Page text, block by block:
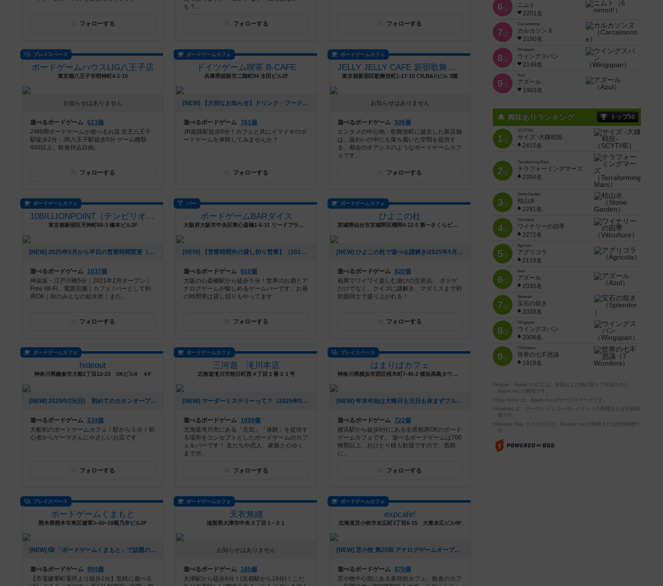
フォローする
も？...
フォローする フォローする
プレイスペース
ボードゲームハウスLIG八王子店
東京都八王子市明神町4-2-10
お知らせはありません
遊べるボードゲーム 623個
24時間ボードゲームが遊べるお店 京王八王子
駅徒歩2分・JR八王子駅徒歩5分 ゲーム種類
400以上、飲食持込自由。
フォローする
ボードゲームカフェ
ドイツゲーム喫茶 B-CAFE
兵庫県姫路市二階町84 水田ビル2F
[NEW] 【大切なお知らせ】ドリンク・フードメニューの価格改定のご案内（2025年08月05日 16時49分）
遊べるボードゲーム 761個
JR姫路駅徒歩8分！カフェと共にイマドキのボ
ードゲームを体験してみませんか？
フォローする
ボードゲームカフェ
JELLY JELLY CAFE 新宿歌舞伎町店
東京都新宿区歌舞伎町1-17-10 CR,B&Vビル 3階
お知らせはありません
遊べるボードゲーム 506個
エンタメの中心地・歌舞伎町に誕生した新店舗
は、賑わいの中にも落ち着いた空間を提供す
る、都会のオアシスのようなボードゲームカフ
ェです。
フォローする
ボードゲームカフェ
10BILLIONPOINT（テンビリオンポイント）
東京都新宿区天神町68-3 橋本ビル2F
[NEW] 2025年5月から平日の営業時間変更（19時からになります）（2025年06月20日 16時25分）
遊べるボードゲーム
1037個
神楽坂・江戸川橋5分｜2021年2月オープン｜
Free Wi-Fi、電源完備｜カフェ / バーとして利
用OK｜街のみんなの給水所｜また...
フォローする
バー
ボードゲームBARダイス
大阪府大阪市中央区東心斎橋1-6-31 リードプラザ心斎橋 8F
[NEW] 【営業時間外の貸し切り営業】（2025年05月21日 21時17分）
遊べるボードゲーム 610個
大阪の心斎橋駅から徒歩５分！世界のお酒とア
ナログゲームが愉しめるゲームバーです。お昼
の時間帯は貸し切りもやってます
フォローする
ボードゲームカフェ
ひよこの杜
宮城県仙台市宮城野区榴岡4-12-5 第一さくらビル4階
[NEW] ひよこの杜で遊べる謎解き/2025年5月現在（2025年05月06日 14時03分）
遊べるボードゲーム 820個
相席でワイワイ楽しむ遊びの交差点。 ボドゲ
だけでなく、クイズに謎解き、マダミスまで初
対面同士で盛り上がれる！
フォローする
ボードゲームカフェ
hideout
神奈川県鎌倉市大船1丁目12-23 SKビルⅡ ４F
[NEW] 2025/5/25(日) 初めてのカタンオープン会開催！（2025年05月01日 13時31分）
遊べるボードゲーム 234個
大船初のボードゲームカフェ！駅から５分！初
心者からゲーマさんにやさしいお店です
フォローする
ボードゲームカフェ
三河遊 滝川本店
北海道滝川市朝日町西４丁目１番３１号
[NEW] マーダーミステリーって？（2025年03月11日 22時48分）
遊べるボードゲーム
1059個
北海道滝川市にある「元気」「体験」を提供す
る場所をコンセプトとしたボードゲームのカフ
ェ＆バーです！ 友だちや恋人、家族と心ゆく
までボ...
フォローする
プレイスペース
はまりばカフェ
神奈川県横浜市西区桜木町7-45-2 横浜高島タウンハイツ2階
[NEW] 年末年始は大晦日も元日も休まずフル営業（2024年12月29日 20時19分）
遊べるボードゲーム 722個
横浜駅から徒歩8分にある全席相席OKのボード
ゲームカフェです。 遊べるボードゲームは700
種類以上、おひとり様も歓迎ですので、気軽
に...
フォローする
プレイスペース
ボードゲームくまもと
熊本県熊本市東区健軍3−50−19菊乃井ビル2F
[NEW] 🎲 「ボードゲームくまもと」で話題のゲームにチャレンジ！ 🚀✨（2024年12月16日 12時53分）
遊べるボードゲーム 994個
【市電健軍町電停より徒歩1分】気軽に遊べる
ボードゲームカフェ
天衣無縫
滋賀県大津市中央３丁目１−３１
お知らせはありません
遊べるボードゲーム
185個
大津駅から徒歩6分！(京都駅から10分)！こだ
ボードゲームカフェ
expcafe!
北海道苫小牧市末広町3丁目6-15 大東末広ビル9F
[NEW] 苫小牧 第20回 アナログゲームオープン会 参加メンバー募集中！（2024年09月05日 23時49分）
遊べるボードゲーム 878個
苫小牧中心部にある多目的カフェ。飲食のカフ
6位
ニムト
2201名
7位
Carcassonne
カルカソンヌ
2190名
8位
Wingspan
ウイングスパン
2148名
9位
Azul
アズール
1903名
興味ありランキング トップ50
1位
SCYTHE
サイズ -大鎌戦役-
2415名
2位
Terraforming Mars
テラフォーミングマーズ
2394名
3位
Stone Garden
枯山水
2281名
4位
Viticulture
ワイナリーの四季
2272名
5位
Agricola
アグリコラ
2119名
6位
Azul
アズール
2035名
7位
Splendor
宝石の煌き
2028名
8位
Wingspan
ウイングスパン
2006名
9位
7 Wonders
世界の七不思議
1919名
※Apple、Apple のロゴ は、米国および他の国々で登録された
Apple Inc.の商標です。
※App Store は、Apple Inc.のサービスマークです。
※Android は、グーグル インコーポレイテッドの商標または登録商
標です。
※Google Play とそのロゴは、Google Inc.の商標または登録商標で
す。